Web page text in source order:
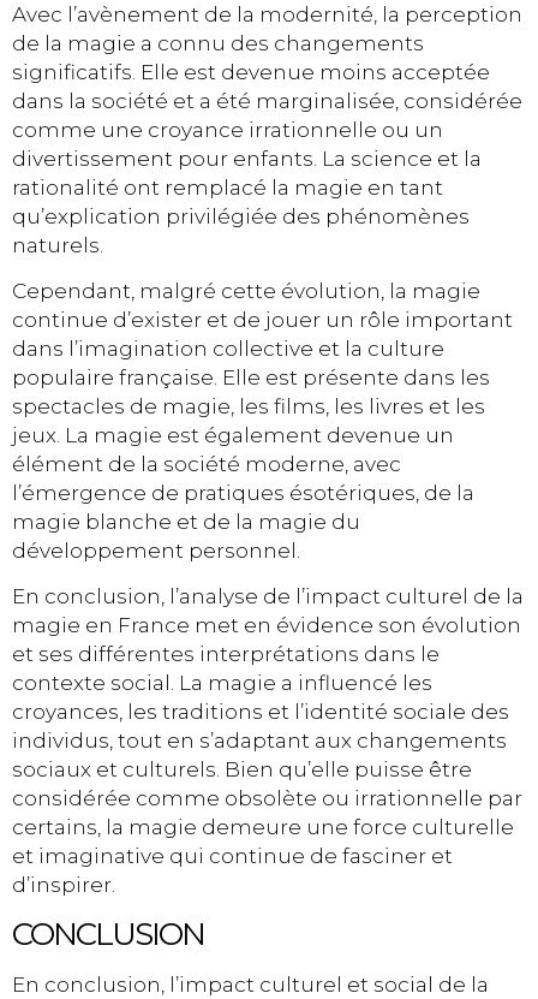
Avec l’avènement de la modernité, la perception
de la magie a connu des changements
significatifs. Elle est devenue moins acceptée
dans la société et a été marginalisée, considérée
comme une croyance irrationnelle ou un
divertissement pour enfants. La science et la
rationalité ont remplacé la magie en tant
qu’explication privilégiée des phénomènes
naturels.
Cependant, malgré cette évolution, la magie
continue d’exister et de jouer un rôle important
dans l’imagination collective et la culture
populaire française. Elle est présente dans les
spectacles de magie, les films, les livres et les
jeux. La magie est également devenue un
élément de la société moderne, avec
l’émergence de pratiques ésotériques, de la
magie blanche et de la magie du
développement personnel.
En conclusion, l’analyse de l’impact culturel de la
magie en France met en évidence son évolution
et ses différentes interprétations dans le
contexte social. La magie a influencé les
croyances, les traditions et l’identité sociale des
individus, tout en s’adaptant aux changements
sociaux et culturels. Bien qu’elle puisse être
considérée comme obsolète ou irrationnelle par
certains, la magie demeure une force culturelle
et imaginative qui continue de fasciner et
d’inspirer.
CONCLUSION
En conclusion, l’impact culturel et social de la